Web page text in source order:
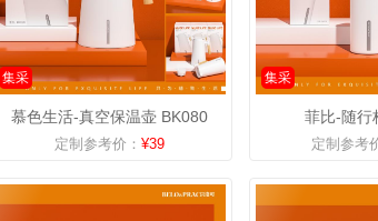
集采
慕色生活-真空保温壶 BK080
定制参考价： ¥39
集采
菲比-随行
定制参考